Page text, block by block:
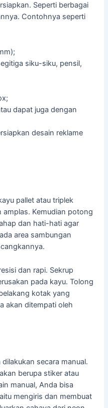
Seperti berbagai
Contohnya seperti
siku-siku, pensil,
dapat juga dengan
desain reklame
pallet atau triplek
Kemudian potong
dan hati-hati agar
area sambungan
dan rapi. Sekrup
pada kayu. Tolong
kotak yang
akan ditempati oleh
secara manual.
berupa stiker atau
manual, Anda bisa
mengiris dan membuat